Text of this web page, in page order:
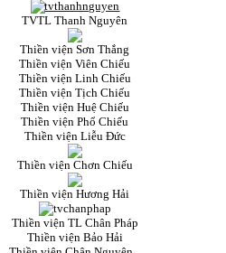
TVTL Thanh Nguyên
Thiền viện Sơn Thắng
Thiền viện Viên Chiếu
Thiền viện Linh Chiếu
Thiền viện Tịch Chiếu
Thiền viện Huệ Chiếu
Thiền viện Phổ Chiếu
Thiền viện Liễu Đức
Thiền viện Chơn Chiếu
Thiền viện Hương Hải
Thiền viện TL Chân Pháp
Thiền viện Bảo Hải